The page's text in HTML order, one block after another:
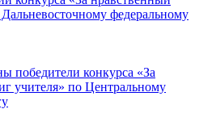
федеральному
победители конкурса «За
учителя» по Центральному